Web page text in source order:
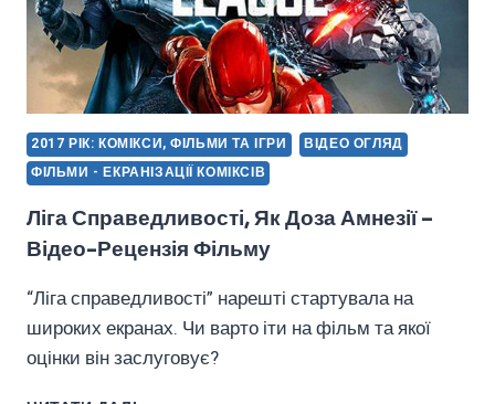
2017 РІК: КОМІКСИ, ФІЛЬМИ ТА ІГРИ
ВІДЕО ОГЛЯД
ФІЛЬМИ - ЕКРАНІЗАЦІЇ КОМІКСІВ
Ліга Справедливості, Як Доза Амнезії –
Відео-Рецензія Фільму
“Ліга справедливості” нарешті стартувала на
широких екранах. Чи варто іти на фільм та якої
оцінки він заслуговує?